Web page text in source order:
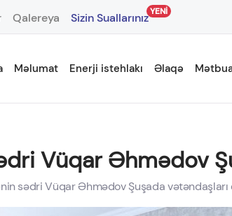
Qalereya Sizin SuallarınızYENİ
Məlumat Enerji istehlakı Əlaqə
Vüqar Əhmədov
nin sədri Vüqar Əhmədov Şuşada